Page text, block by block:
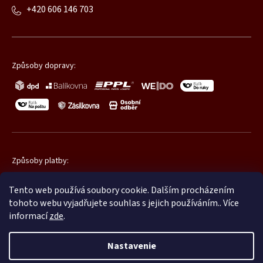
Tento web používá soubory cookie. Dalším procházením
tohoto webu vyjadřujete souhlas s jejich používáním.. Více
informacízde.
Nastavenie
+420 606 146 703
Způsoby dopravy:
Způsoby platby: